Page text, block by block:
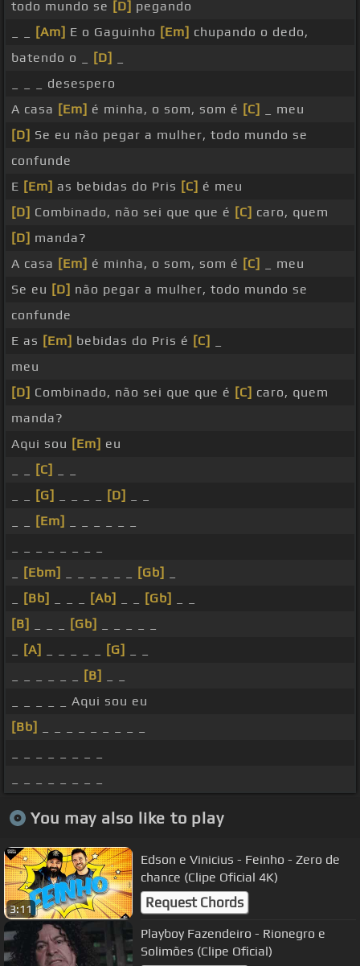
todo mundo se [D] pegando
[Am] E o Gaguinho [Em] chupando o dedo,
batendo o _
[D]
_ _ _ desespero
A casa [Em] é minha, o som, som é [C]
_ meu
[D] Se eu não pegar a mulher, todo mundo se
confunde
E [Em] as bebidas do Pris [C] é meu
[D] Combinado, não sei que que é [C] caro, quem
[D] manda?
A casa [Em] é minha, o som, som é [C]
_ meu
Se eu [D] não pegar a mulher, todo mundo se
confunde
E as [Em] bebidas do Pris é [C]
meu
[D] Combinado, não sei que que é [C] caro, quem
manda?
Aqui sou [Em] eu
[C]
[G] [D]
[Em]
[Ebm] [Gb]
[Bb] [Ab] [Gb]
[B]
[Gb]
[A] [G]
[B]
_ _ _ _ _ Aqui sou eu
[Bb]
You may also like to play
3:11
Edson e Vinicius - Feinho - Zero de
chance (Clipe Oficial 4K)
Request Chords
Playboy Fazendeiro - Rionegro e
Solimões (Clipe Oficial)